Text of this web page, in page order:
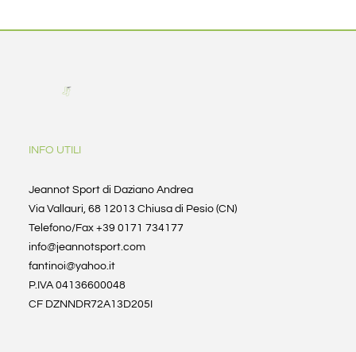
INFO UTILI
Jeannot Sport di Daziano Andrea
Via Vallauri, 68 12013 Chiusa di Pesio (CN)
Telefono/Fax +39 0171 734177
info@jeannotsport.com
fantinoi@yahoo.it
P.IVA 04136600048
CF DZNNDR72A13D205I